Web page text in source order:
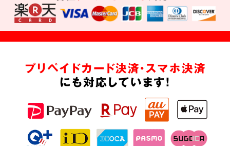
プリペイドカード決済・スマホ決済
にも対応しています!